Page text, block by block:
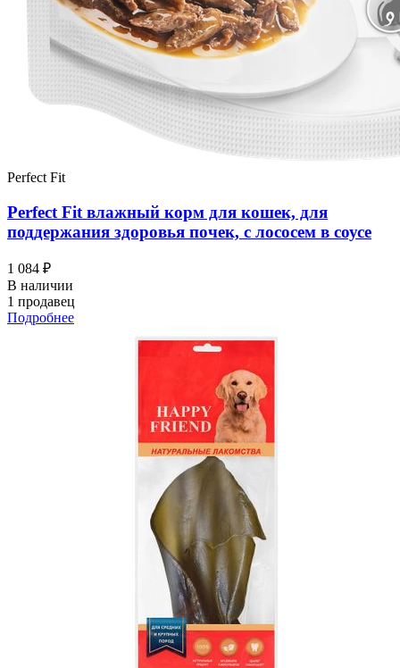
Perfect Fit
Perfect Fit влажный корм для кошек, для
поддержания здоровья почек, с лососем в соусе
1 084 ₽
В наличии
1 продавец
Подробнее